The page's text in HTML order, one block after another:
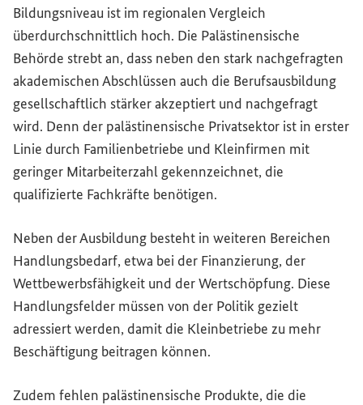
Bildungsniveau ist im regionalen Vergleich
überdurchschnittlich hoch. Die Palästinensische
Behörde strebt an, dass neben den stark nachgefragten
akademischen Abschlüssen auch die Berufsausbildung
gesellschaftlich stärker akzeptiert und nachgefragt
wird. Denn der palästinensische Privatsektor ist in erster
Linie durch Familienbetriebe und Kleinfirmen mit
geringer Mitarbeiterzahl gekennzeichnet, die
qualifizierte Fachkräfte benötigen.
Neben der Ausbildung besteht in weiteren Bereichen
Handlungsbedarf, etwa bei der Finanzierung, der
Wettbewerbsfähigkeit und der Wertschöpfung. Diese
Handlungsfelder müssen von der Politik gezielt
adressiert werden, damit die Kleinbetriebe zu mehr
Beschäftigung beitragen können.
Zudem fehlen palästinensische Produkte, die die